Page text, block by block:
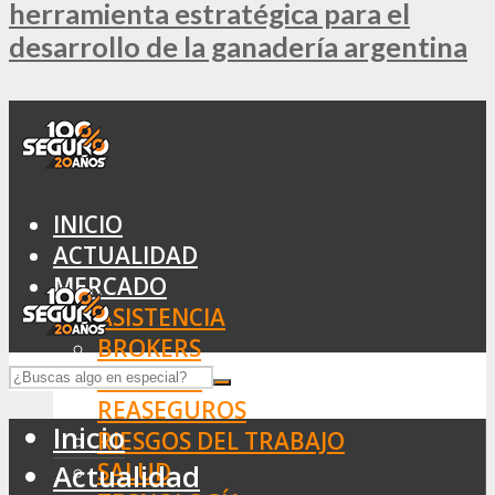
herramienta estratégica para el
desarrollo de la ganadería argentina
INICIO
ACTUALIDAD
MERCADO
ASISTENCIA
BROKERS
SEGUROS
REASEGUROS
RIESGOS DEL TRABAJO
SALUD
Inicio
Actualidad